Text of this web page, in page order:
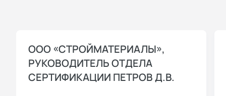
ООО «СТРОЙМАТЕРИАЛЫ»,
РУКОВОДИТЕЛЬ ОТДЕЛА
СЕРТИФИКАЦИИ ПЕТРОВ Д.В.